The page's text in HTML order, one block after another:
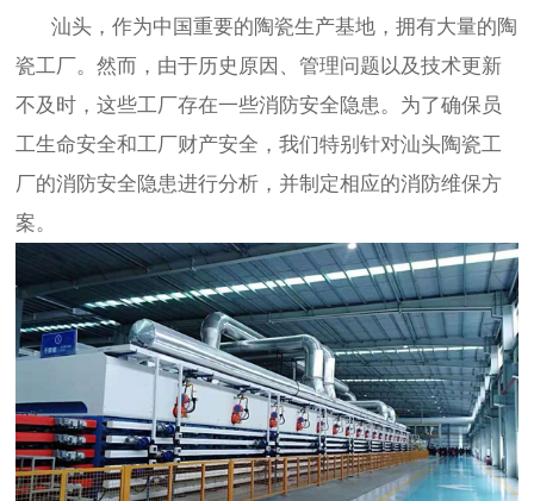
汕头，作为中国重要的陶瓷生产基地，拥有大量的陶
瓷工厂。然而，由于历史原因、管理问题以及技术更新
不及时，这些工厂存在一些消防安全隐患。为了确保员
工生命安全和工厂财产安全，我们特别针对汕头陶瓷工
厂的消防安全隐患进行分析，并制定相应的消防维保方
案。